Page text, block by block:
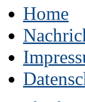
Home